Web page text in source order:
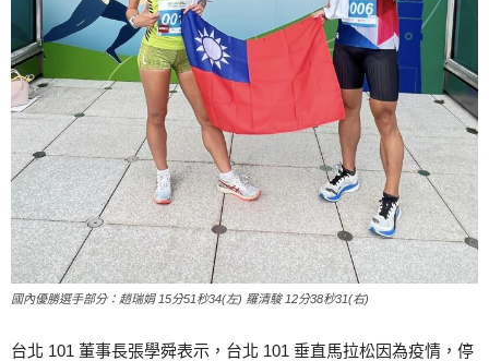
國內優勝選手部分：趙瑞娟 15分51秒34(左) 羅清駿 12分38秒31(右)
台北 101 董事長張學舜表示，台北 101 垂直馬拉松因為疫情，停